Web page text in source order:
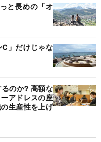
と長めの「オ
」だけじゃな
のか? 高額な
アドレスの座
生産性を上げ